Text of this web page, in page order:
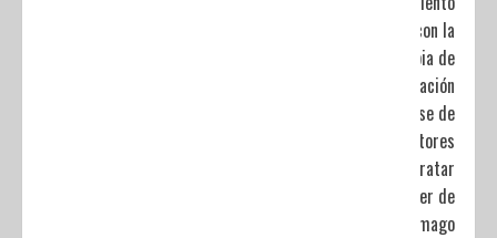
con la
terapia de
regeneración
a base de
inductores
para tratar
el cáncer de
estomago